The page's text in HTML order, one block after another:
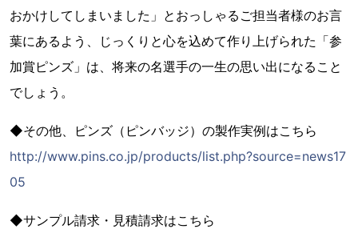
おかけしてしまいました」とおっしゃるご担当者様のお言
葉にあるよう、じっくりと心を込めて作り上げられた「参
加賞ピンズ」は、将来の名選手の一生の思い出になること
でしょう。
◆その他、ピンズ（ピンバッジ）の製作実例はこちら
http://www.pins.co.jp/products/list.php?source=news17
05
◆サンプル請求・見積請求はこちら